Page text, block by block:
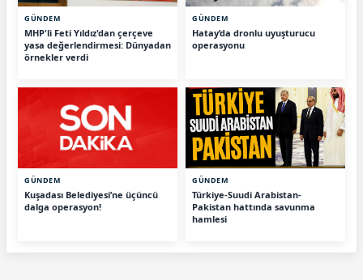
GÜNDEM
MHP'li Feti Yıldız'dan çerçeve
yasa değerlendirmesi: Dünyadan
örnekler verdi
GÜNDEM
Hatay’da dronlu uyuşturucu
operasyonu
GÜNDEM
Kuşadası Belediyesi’ne üçüncü
dalga operasyon!
GÜNDEM
Türkiye-Suudi Arabistan-
Pakistan hattında savunma
hamlesi